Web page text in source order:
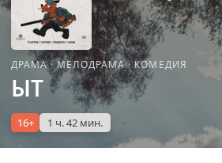
ДРАМА·МЕЛОДРАМА·КОМЕДИЯ
ЫТ
16+ 1 ч. 42 мин.